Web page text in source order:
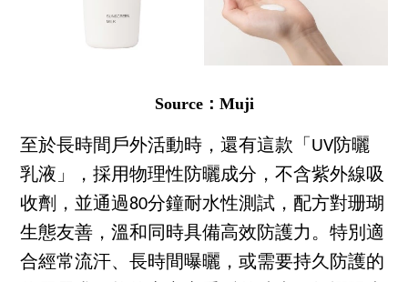
Source：Muji
至於長時間戶外活動時，還有這款「UV防曬
乳液」，採用物理性防曬成分，不含紫外線吸
收劑，並通過80分鐘耐水性測試，配方對珊瑚
生態友善，溫和同時具備高效防護力。特別適
合經常流汗、長時間曝曬，或需要持久防護的